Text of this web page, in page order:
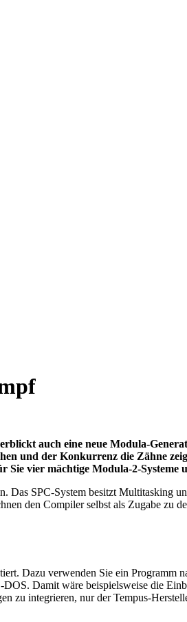
auch eine neue Modula-
und der Konkurrenz die Zähne
Sie vier mächtige Modula-2-Systeme
Das SPC-System besitzt Multitasking
den Compiler selbst als Zugabe zu
Dazu verwenden Sie ein Programm
Damit wäre beispielsweise die
zu integrieren, nur der Tempus-